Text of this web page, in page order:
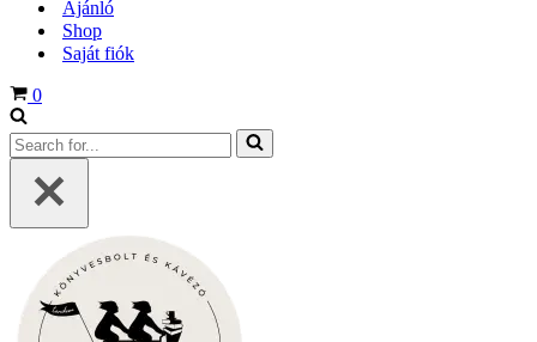
Ajánló
Shop
Saját fiók
Cart
0
Search
for...